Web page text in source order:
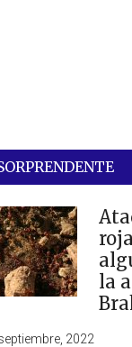
la
2022